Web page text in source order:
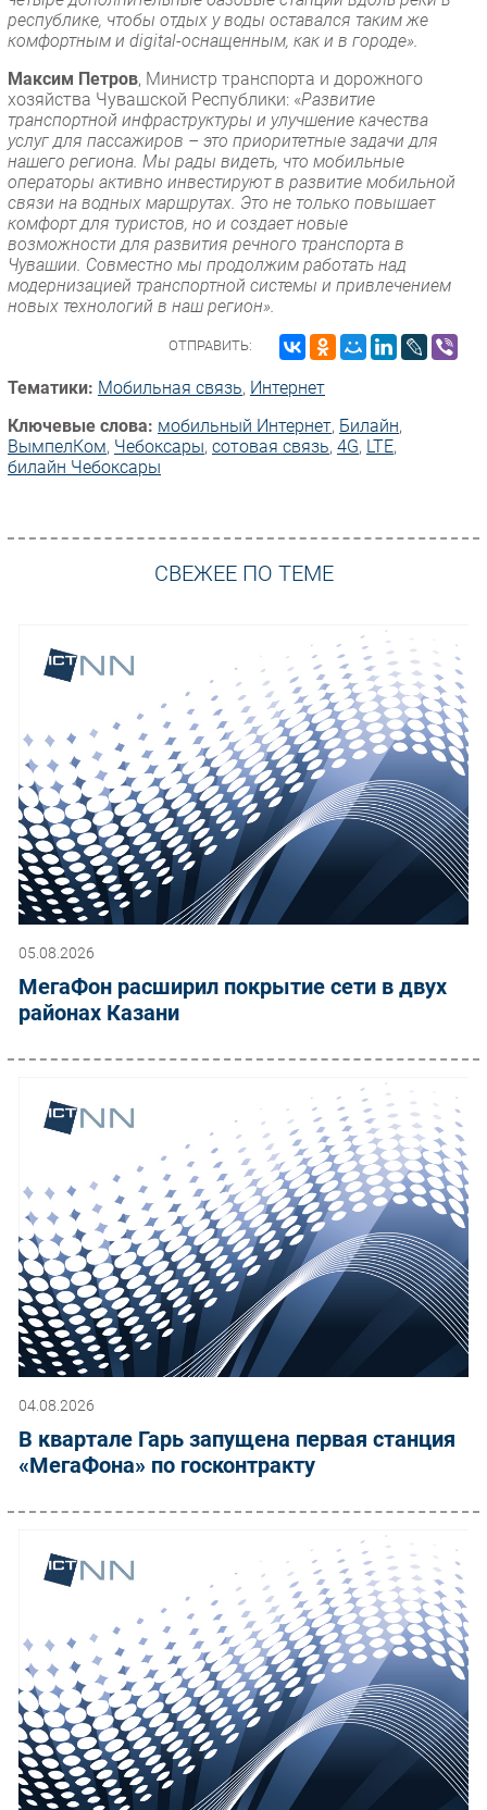
республике, чтобы отдых у воды оставался таким же
комфортным и digital-оснащенным, как и в городе».
Максим Петров, Министр транспорта и дорожного
хозяйства Чувашской Республики: «Развитие
транспортной инфраструктуры и улучшение качества
услуг для пассажиров – это приоритетные задачи для
нашего региона. Мы рады видеть, что мобильные
операторы активно инвестируют в развитие мобильной
связи на водных маршрутах. Это не только повышает
комфорт для туристов, но и создает новые
возможности для развития речного транспорта в
Чувашии. Совместно мы продолжим работать над
модернизацией транспортной системы и привлечением
новых технологий в наш регион».
ОТПРАВИТЬ:
Тематики: Мобильная связь, Интернет
Ключевые слова: мобильный Интернет, Билайн,
ВымпелКом, Чебоксары, сотовая связь, 4G, LTE,
билайн Чебоксары
СВЕЖЕЕ ПО ТЕМЕ
05.08.2026
МегаФон расширил покрытие сети в двух
районах Казани
04.08.2026
В квартале Гарь запущена первая станция
«МегаФона» по госконтракту